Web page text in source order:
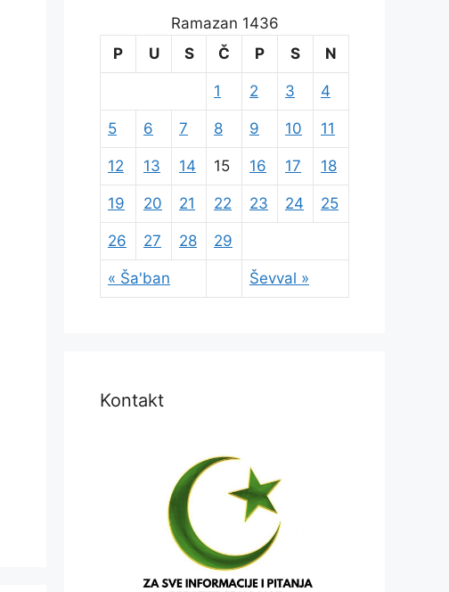
Ramazan 1436
P
U S Č P S N
« Ša'ban Ševval »
1 2 3 4
5 6 7 8 9 10 11
12 13 14 15 16 17 18
19 20 21 22 23 24 25
26 27 28 29
Kontakt